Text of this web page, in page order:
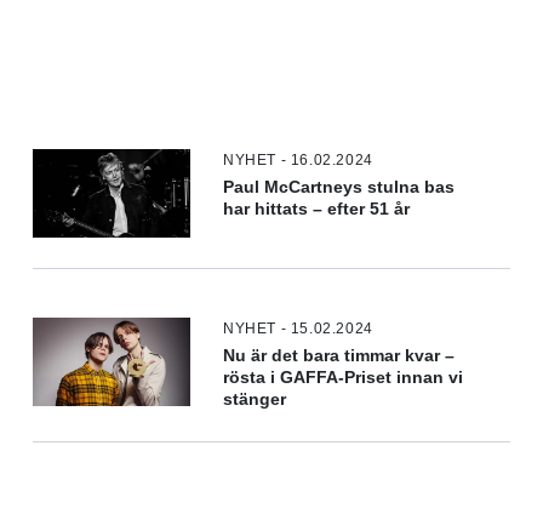
NYHET - 16.02.2024
Paul McCartneys stulna bas
har hittats – efter 51 år
NYHET - 15.02.2024
Nu är det bara timmar kvar –
rösta i GAFFA-Priset innan vi
stänger